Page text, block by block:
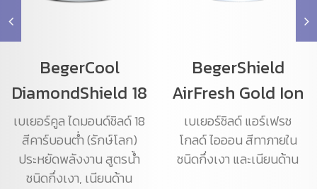
BegerCool
DiamondShield 18
เบเยอร์คูล ไดมอนด์ชิลด์ 18
สีคาร์บอนต่ำ (รักษ์โลก)
ประหยัดพลังงาน สูตรน้ำ
ชนิดกึ่งเงา, เนียนด้าน
BegerShield
AirFresh Gold Ion
เบเยอร์ชิลด์ แอร์เฟรช
โกลด์ ไอออน สีทาภายใน
ชนิดกึ่งเงา และเนียนด้าน